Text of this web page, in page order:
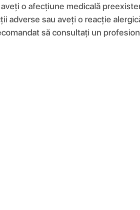
o afecțiune medicală
adverse sau aveți o reacție
să consultați un